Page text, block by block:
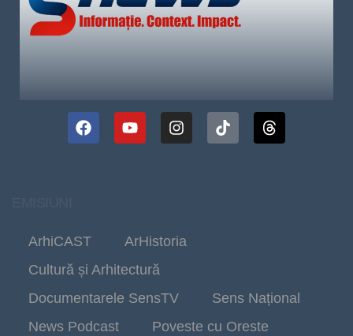
ArhiCAST
ArHistoria
Cultură și Arhitectură
Documentarele SensTV
Sens Național
News Podcast
Poveste cu Oreste